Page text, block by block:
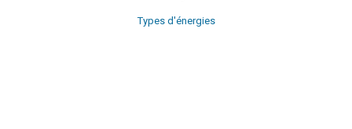
Types d'énergies